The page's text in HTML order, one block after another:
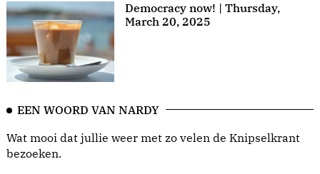
Democracy now! | Thursday,
March 20, 2025
EEN WOORD VAN NARDY
Wat mooi dat jullie weer met zo velen de Knipselkrant
bezoeken.